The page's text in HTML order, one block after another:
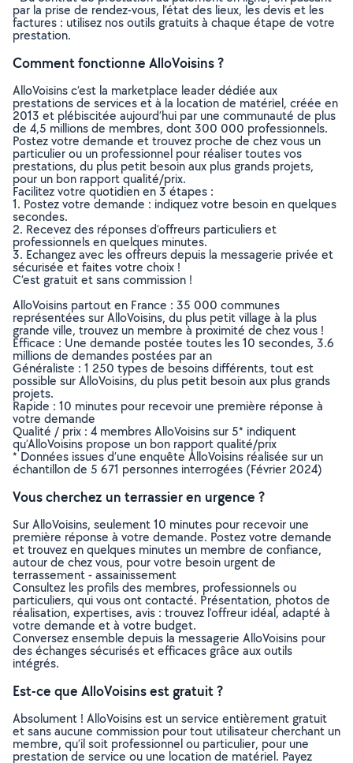
par la prise de rendez-vous, l’état des lieux, les devis et les
factures : utilisez nos outils gratuits à chaque étape de votre
prestation.
Comment fonctionne AlloVoisins ?
AlloVoisins c’est la marketplace leader dédiée aux
prestations de services et à la location de matériel, créée en
2013 et plébiscitée aujourd’hui par une communauté de plus
de 4,5 millions de membres, dont 300 000 professionnels.
Postez votre demande et trouvez proche de chez vous un
particulier ou un professionnel pour réaliser toutes vos
prestations, du plus petit besoin aux plus grands projets,
pour un bon rapport qualité/prix.
Facilitez votre quotidien en 3 étapes :
1. Postez votre demande : indiquez votre besoin en quelques
secondes.
2. Recevez des réponses d’offreurs particuliers et
professionnels en quelques minutes.
3. Echangez avec les offreurs depuis la messagerie privée et
sécurisée et faites votre choix !
C’est gratuit et sans commission !
AlloVoisins partout en France : 35 000 communes
représentées sur AlloVoisins, du plus petit village à la plus
grande ville, trouvez un membre à proximité de chez vous !
Efficace : Une demande postée toutes les 10 secondes, 3.6
millions de demandes postées par an
Généraliste : 1 250 types de besoins différents, tout est
possible sur AlloVoisins, du plus petit besoin aux plus grands
projets.
Rapide : 10 minutes pour recevoir une première réponse à
votre demande
Qualité / prix : 4 membres AlloVoisins sur 5* indiquent
qu’AlloVoisins propose un bon rapport qualité/prix
* Données issues d’une enquête AlloVoisins réalisée sur un
échantillon de 5 671 personnes interrogées (Février 2024)
Vous cherchez un terrassier en urgence ?
Sur AlloVoisins, seulement 10 minutes pour recevoir une
première réponse à votre demande. Postez votre demande
et trouvez en quelques minutes un membre de confiance,
autour de chez vous, pour votre besoin urgent de
terrassement - assainissement
Consultez les profils des membres, professionnels ou
particuliers, qui vous ont contacté. Présentation, photos de
réalisation, expertises, avis : trouvez l'offreur idéal, adapté à
votre demande et à votre budget.
Conversez ensemble depuis la messagerie AlloVoisins pour
des échanges sécurisés et efficaces grâce aux outils
intégrés.
Est-ce que AlloVoisins est gratuit ?
Absolument ! AlloVoisins est un service entièrement gratuit
et sans aucune commission pour tout utilisateur cherchant un
membre, qu’il soit professionnel ou particulier, pour une
prestation de service ou une location de matériel. Payez